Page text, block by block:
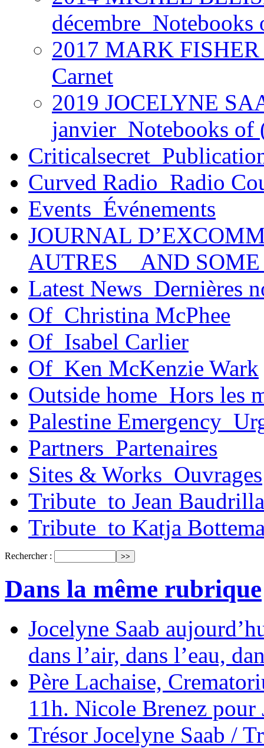
décembre_Notebooks
2017 MARK FISHER
Carnet
2019 JOCELYNE
janvier_Notebooks of
Curved Radio_Radio
Events_Événements
JOURNAL
AUTRES _ AND
Latest News_Dernières
Of_Christina McPhee
Of_Isabel Carlier
Of_Ken McKenzie Wark
Outside home_Hors les
Palestine
Partners_Partenaires
Sites & Works_Ouvrages
Tribute_to Jean
Tribute_to Katja
Rechercher :
Dans la même rubrique
Jocelyne Saab
dans l’air, dans l’eau,
Père Lachaise,
11h. Nicole Brenez pour
Trésor Jocelyne Saab /